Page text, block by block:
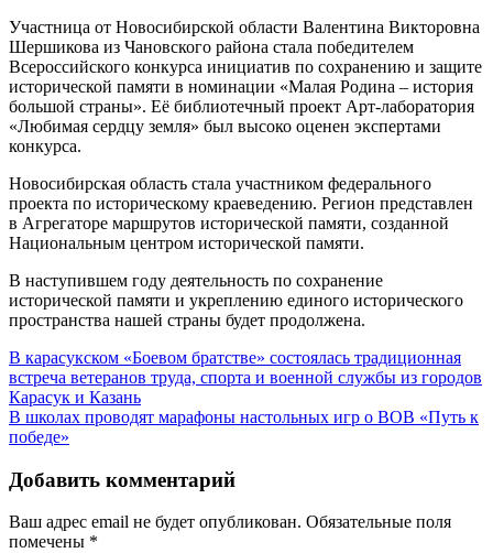
Участница от Новосибирской области Валентина Викторовна
Шершикова из Чановского района стала победителем
Всероссийского конкурса инициатив по сохранению и защите
исторической памяти в номинации «Малая Родина – история
большой страны». Её библиотечный проект Арт-лаборатория
«Любимая сердцу земля» был высоко оценен экспертами
конкурса.
Новосибирская область стала участником федерального
проекта по историческому краеведению. Регион представлен
в Агрегаторе маршрутов исторической памяти, созданной
Национальным центром исторической памяти.
В наступившем году деятельность по сохранение
исторической памяти и укреплению единого исторического
пространства нашей страны будет продолжена.
В карасукском «Боевом братстве» состоялась традиционная
встреча ветеранов труда, спорта и военной службы из городов
Карасук и Казань
В школах проводят марафоны настольных игр о ВОВ «Путь к
победе»
Добавить комментарий
Ваш адрес email не будет опубликован. Обязательные поля
помечены *